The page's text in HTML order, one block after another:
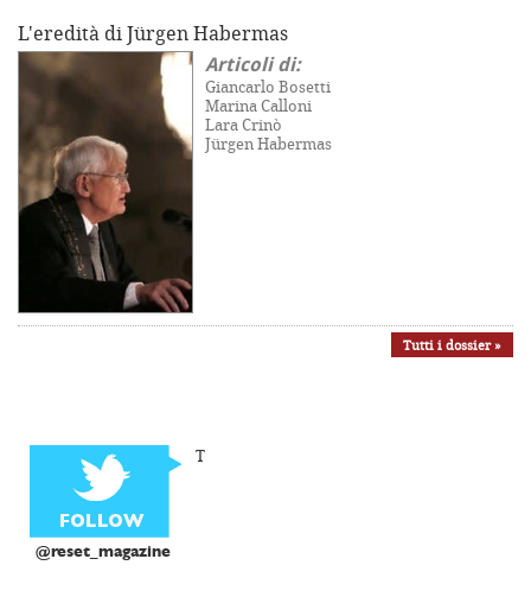
L'eredità di Jürgen Habermas
Articoli di:
Giancarlo Bosetti
Marina Calloni
Lara Crinò
Jürgen Habermas
Tutti i dossier »
@reset_magazine
T